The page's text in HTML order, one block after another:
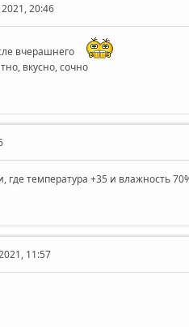
2021, 20:46
вчерашнего
вкусно, сочно
где температура +35 и влажность
11:57